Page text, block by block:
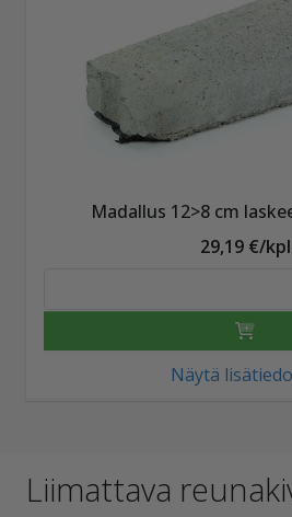
Madallus 12>8 cm
29,19 €/kpl
Näytä
Liimattava